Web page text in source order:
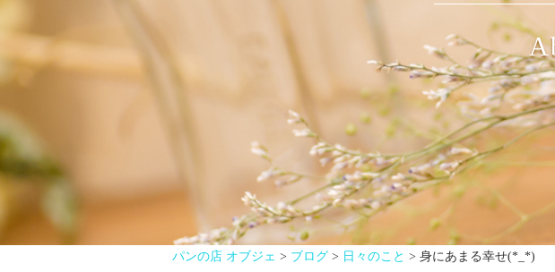
パンの店 オブジェ > ブログ > 日々のこと > 身にあまる幸せ(*_*)